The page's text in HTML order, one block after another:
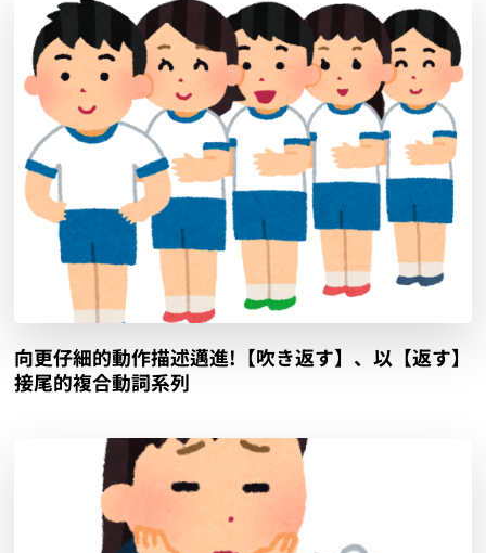
向更仔細的動作描述邁進!【吹き返す】、以【返す】
接尾的複合動詞系列